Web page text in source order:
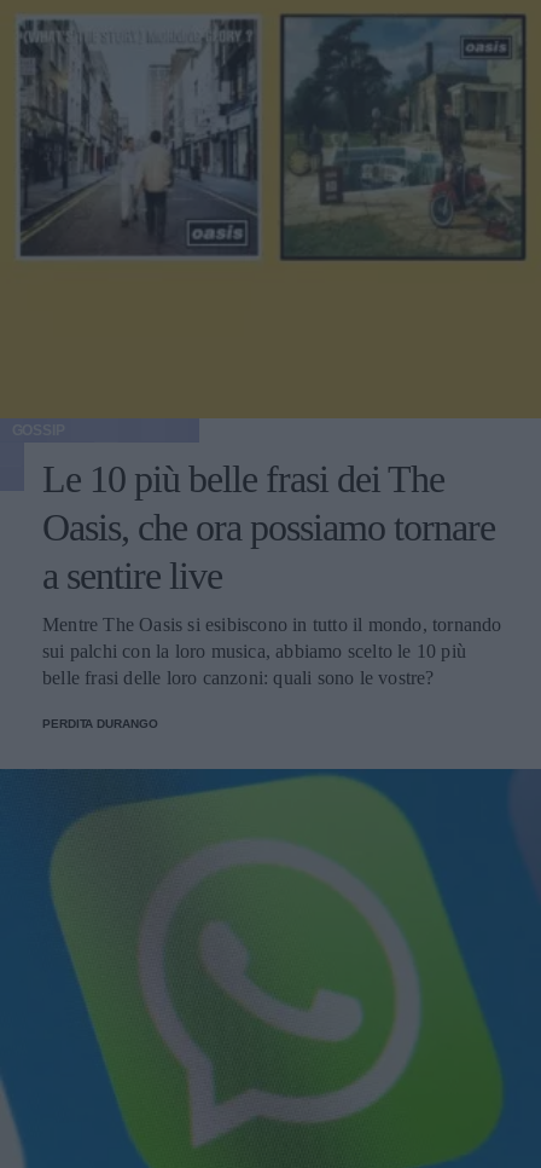
Le 10 più belle frasi dei The
Oasis, che ora possiamo tornare
a sentire live
Mentre The Oasis si esibiscono in tutto il mondo, tornando
sui palchi con la loro musica, abbiamo scelto le 10 più
belle frasi delle loro canzoni: quali sono le vostre?
PERDITA DURANGO